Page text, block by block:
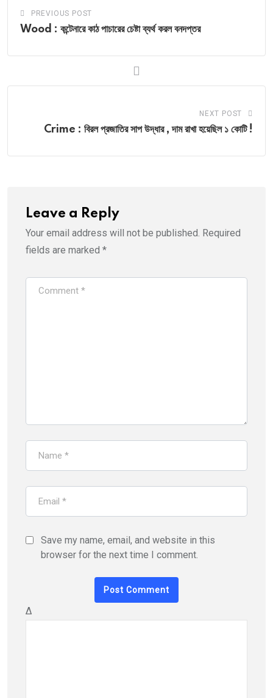
PREVIOUS POST
Wood : কন্টেনারে কাঠ পাচারের চেষ্টা ব্যর্থ করল বনদপ্তর
NEXT POST
Crime : বিরল প্রজাতির সাপ উদ্ধার , দাম রাখা হয়েছিল ১ কোটি !
Leave a Reply
Your email address will not be published. Required
fields are marked *
Save my name, email, and website in this
browser for the next time I comment.
Δ